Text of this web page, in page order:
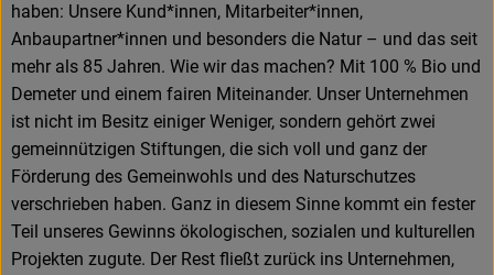
haben: Unsere Kund*innen, Mitarbeiter*innen,
Anbaupartner*innen und besonders die Natur – und das seit
mehr als 85 Jahren. Wie wir das machen? Mit 100 % Bio und
Demeter und einem fairen Miteinander. Unser Unternehmen
ist nicht im Besitz einiger Weniger, sondern gehört zwei
gemeinnützigen Stiftungen, die sich voll und ganz der
Förderung des Gemeinwohls und des Naturschutzes
verschrieben haben. Ganz in diesem Sinne kommt ein fester
Teil unseres Gewinns ökologischen, sozialen und kulturellen
Projekten zugute. Der Rest fließt zurück ins Unternehmen,